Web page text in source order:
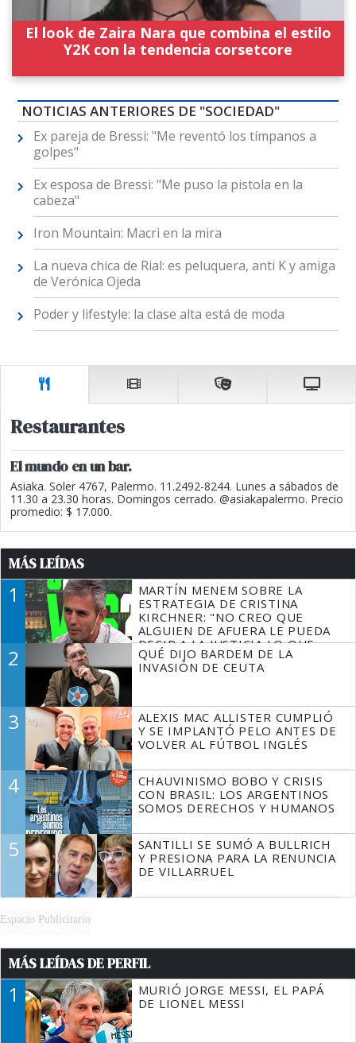
El look de Zaira Nara que combina el estilo
Y2K con la tendencia corsetcore
NOTICIAS ANTERIORES DE "SOCIEDAD"
Ex pareja de Bressi: "Me reventó los tímpanos a
golpes"
Ex esposa de Bressi: "Me puso la pistola en la
cabeza"
Iron Mountain: Macri en la mira
La nueva chica de Rial: es peluquera, anti K y amiga
de Verónica Ojeda
Poder y lifestyle: la clase alta está de moda
Restaurantes
El mundo en un bar.
Asiaka. Soler 4767, Palermo. 11.2492-8244. Lunes a sábados de
11.30 a 23.30 horas. Domingos cerrado. @asiakapalermo. Precio
promedio: $ 17.000.
MÁS LEÍDAS
1
MARTÍN MENEM SOBRE LA
ESTRATEGIA DE CRISTINA
KIRCHNER: "NO CREO QUE
ALGUIEN DE AFUERA LE PUEDA
DECIR A LA JUSTICIA LO QUE
TIENE QUE HACER"
2
QUÉ DIJO BARDEM DE LA
INVASIÓN DE CEUTA
3
ALEXIS MAC ALLISTER CUMPLIÓ
Y SE IMPLANTÓ PELO ANTES DE
VOLVER AL FÚTBOL INGLÉS
4
CHAUVINISMO BOBO Y CRISIS
CON BRASIL: LOS ARGENTINOS
SOMOS DERECHOS Y HUMANOS
5
SANTILLI SE SUMÓ A BULLRICH
Y PRESIONA PARA LA RENUNCIA
DE VILLARRUEL
Espacio Publicitario
MÁS LEÍDAS DE PERFIL
1
MURIÓ JORGE MESSI, EL PAPÁ
DE LIONEL MESSI